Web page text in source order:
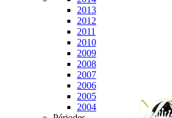
2013
2012
2011
2010
2009
2008
2007
2006
2005
2004